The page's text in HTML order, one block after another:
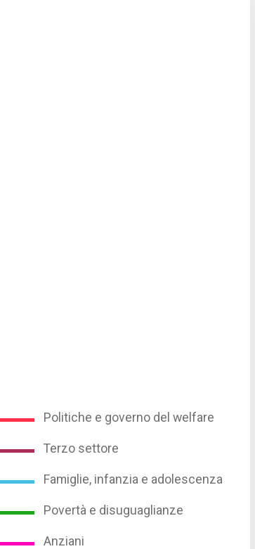
Politiche e governo del welfare
Terzo settore
Famiglie, infanzia e adolescenza
Povertà e disuguaglianze
Anziani